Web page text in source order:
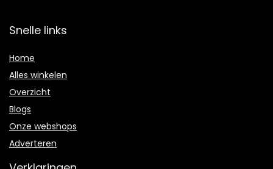
Snelle links
Home
Alles winkelen
Overzicht
Blogs
Onze webshops
Adverteren